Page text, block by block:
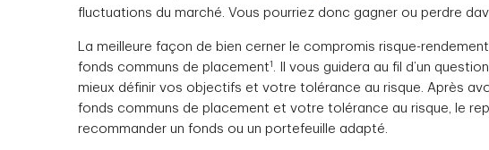
fluctuations du marché. Vous pourriez donc gagner ou perdre
La meilleure façon de bien cerner le compromis risque-
fonds communs de placement1
. Il vous guidera au fil d’un
mieux définir vos objectifs et votre tolérance au risque. Après
fonds communs de placement et votre tolérance au risque, le
recommander un fonds ou un portefeuille adapté.